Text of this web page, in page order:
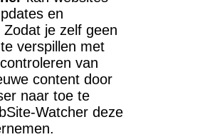
en
je zelf geen
verspillen met
van
content door
naar toe te
Watcher deze